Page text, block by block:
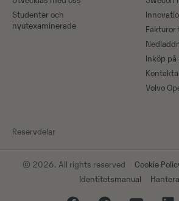
Studenter och
nyutexaminerade
Fakturor
Inköp
Volvo
Reservdelar
© 2026. All rights reserved Cookie
Identitetsmanual